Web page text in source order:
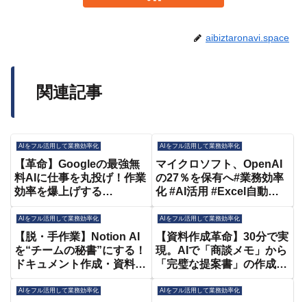
aibiztaronavi.space
関連記事
AIをフル活用して業務効率化
【革命】Googleの最強無
料AIに仕事を丸投げ！作業
効率を爆上げする
３つ【業務効率化】
AIをフル活用して業務効率化
マイクロソフト、OpenAI
の27％を保有へ#業務効率
化 #AI活用 #Excel自動化 #
AIをフル活用して業務効率化
【脱・手作業】Notion AI
を“チームの秘書”にする！
ドキュメント作成・資料作
術
AIをフル活用して業務効率化
【資料作成革命】30分で実
現。AIで「商談メモ」から
「完璧な提案書」の作成【
AIをフル活用して業務効率化 AIをフル活用して業務効率化